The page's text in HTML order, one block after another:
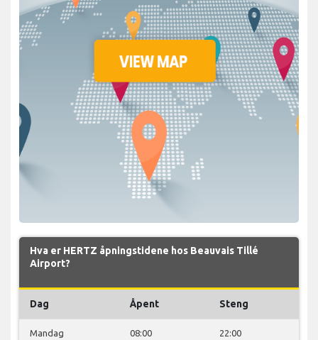
Hva er HERTZ åpningstidene hos Beauvais Tillé
Airport?
Dag Åpent Steng
Mandag 08:00 22:00